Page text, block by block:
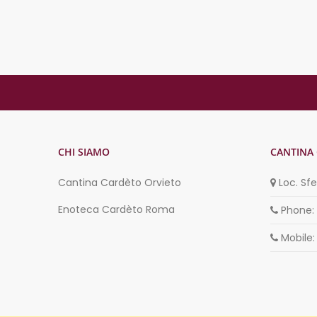
CHI SIAMO
Cantina Cardèto Orvieto
Enoteca Cardèto Roma
CANTINA
Loc.